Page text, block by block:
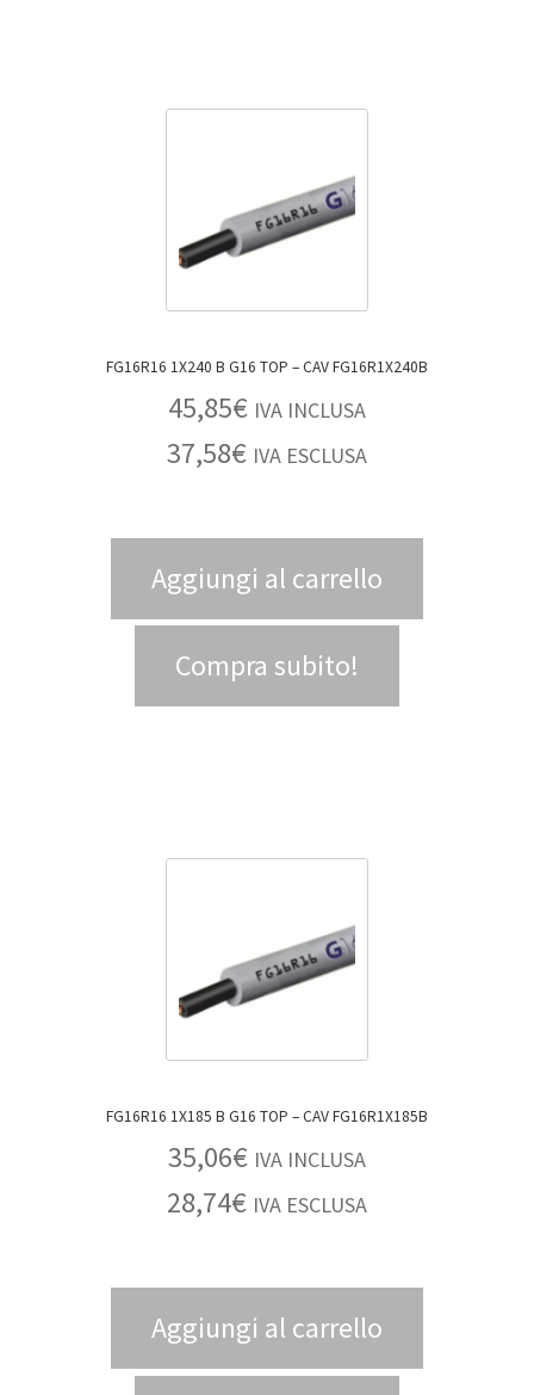
FG16R16 1X240 B G16 TOP – CAV FG16R1X240B
45,85€ IVA INCLUSA
37,58€ IVA ESCLUSA
Aggiungi al carrello
Compra subito!
FG16R16 1X185 B G16 TOP – CAV FG16R1X185B
35,06€ IVA INCLUSA
28,74€ IVA ESCLUSA
Aggiungi al carrello